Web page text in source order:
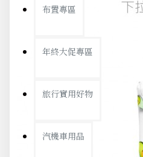
布置專區
年終大促專區
旅行實用好物
汽機車用品